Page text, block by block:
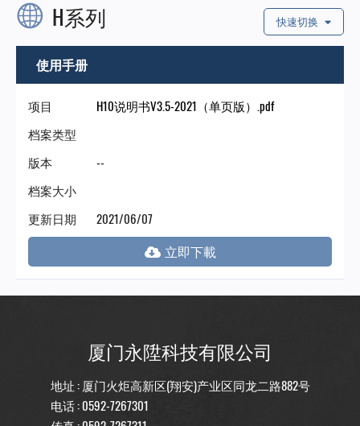
厦
门
永
陞
科
技
快速切换
H系列
使用手册
项目
H10说明书V3.5-2021（单页版）.pdf
档案类型
版本
--
档案大小
更新日期
2021/06/07
厦门永陞科技有限公司
地址 : 厦门火炬高新区(翔安)产业区同龙二路882号
电话 :0592-7267301